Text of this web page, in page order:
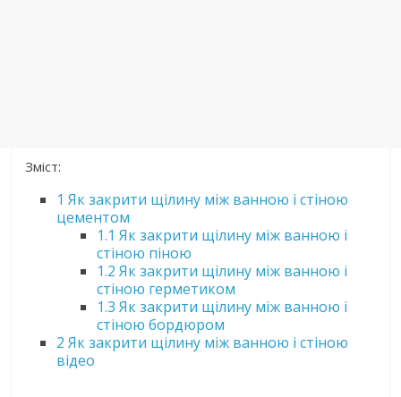
Зміст:
1 Як закрити щілину між ванною і стіною
цементом
1.1 Як закрити щілину між ванною і
стіною піною
1.2 Як закрити щілину між ванною і
стіною герметиком
1.3 Як закрити щілину між ванною і
стіною бордюром
2 Як закрити щілину між ванною і стіною
відео